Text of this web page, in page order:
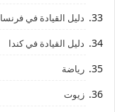
دليل القيادة في فرنسا
دليل القيادة في كندا
رياضة
زيوت